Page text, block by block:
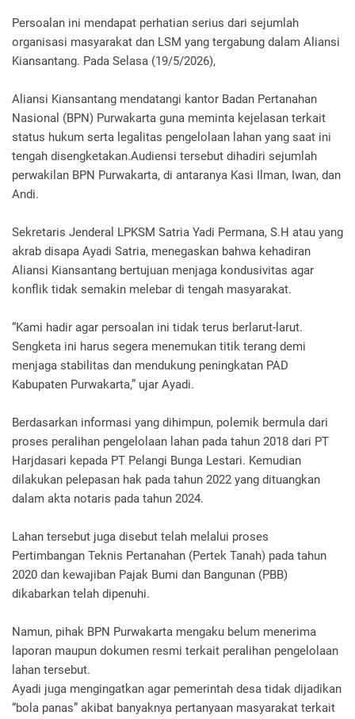
Persoalan ini mendapat perhatian serius dari sejumlah
organisasi masyarakat dan LSM yang tergabung dalam Aliansi
Kiansantang. Pada Selasa (19/5/2026),
Aliansi Kiansantang mendatangi kantor Badan Pertanahan
Nasional (BPN) Purwakarta guna meminta kejelasan terkait
status hukum serta legalitas pengelolaan lahan yang saat ini
tengah disengketakan.Audiensi tersebut dihadiri sejumlah
perwakilan BPN Purwakarta, di antaranya Kasi Ilman, Iwan, dan
Andi.
Sekretaris Jenderal LPKSM Satria Yadi Permana, S.H atau yang
akrab disapa Ayadi Satria, menegaskan bahwa kehadiran
Aliansi Kiansantang bertujuan menjaga kondusivitas agar
konflik tidak semakin melebar di tengah masyarakat.
“Kami hadir agar persoalan ini tidak terus berlarut-larut.
Sengketa ini harus segera menemukan titik terang demi
menjaga stabilitas dan mendukung peningkatan PAD
Kabupaten Purwakarta,” ujar Ayadi.
Berdasarkan informasi yang dihimpun, polemik bermula dari
proses peralihan pengelolaan lahan pada tahun 2018 dari PT
Harjdasari kepada PT Pelangi Bunga Lestari. Kemudian
dilakukan pelepasan hak pada tahun 2022 yang dituangkan
dalam akta notaris pada tahun 2024.
Lahan tersebut juga disebut telah melalui proses
Pertimbangan Teknis Pertanahan (Pertek Tanah) pada tahun
2020 dan kewajiban Pajak Bumi dan Bangunan (PBB)
dikabarkan telah dipenuhi.
Namun, pihak BPN Purwakarta mengaku belum menerima
laporan maupun dokumen resmi terkait peralihan pengelolaan
lahan tersebut.
Ayadi juga mengingatkan agar pemerintah desa tidak dijadikan
“bola panas” akibat banyaknya pertanyaan masyarakat terkait